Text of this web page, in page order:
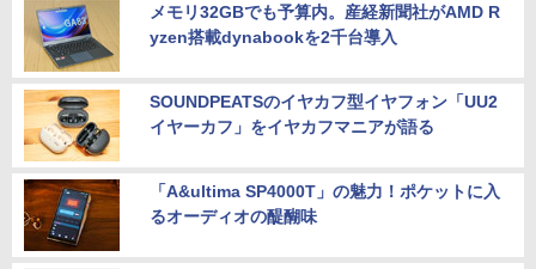
メモリ32GBでも予算内。産経新聞社がAMD R
yzen搭載dynabookを2千台導入
SOUNDPEATSのイヤカフ型イヤフォン「UU2
イヤーカフ」をイヤカフマニアが語る
「A&ultima SP4000T」の魅力！ポケットに入
るオーディオの醍醐味